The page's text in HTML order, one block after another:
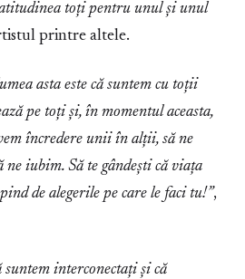
toți pentru unul și unul
printre altele.
asta este că suntem cu toții
pe toți și, în momentul aceasta,
încredere unii în alții, să ne
iubim. Să te gândești că viața
de alegerile pe care le faci tu!”,
suntem interconectați și că